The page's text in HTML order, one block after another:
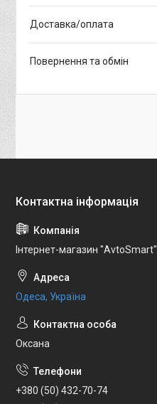
Доставка/оплата
Повернення та обмін
Інтернет-магазин "AvtoSmart"
Одеса, Україна
Оксана
+380 (50) 432-70-74